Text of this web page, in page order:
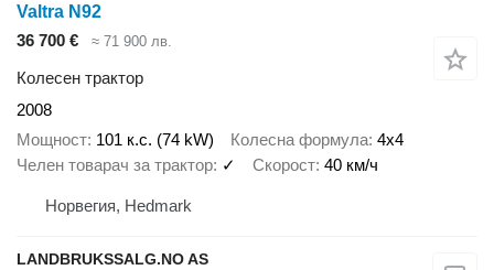
Valtra N92
36 700 €
≈ 71 900 лв.
Колесен трактор
2008
Мощност 101 к.с. (74 kW) Колесна формула 4x4
Челен товарач за трактор ✓ Скорост 40 км/ч
Норвегия, Hedmark
LANDBRUKSSALG.NO AS